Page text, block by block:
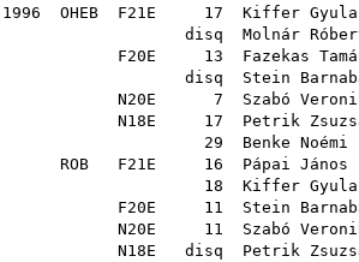
1996 OHEB F21E 17
Kiffer Gyula
disq
Molnár
F20E 13
Fazekas
disq
Stein
N20E 7
Szabó
N18E 17
Petrik
29
Benke Noémi
ROB F21E 16
Pápai János
18
Kiffer Gyula
F20E 11
Stein
N20E 11
Szabó
N18E disq
Petrik